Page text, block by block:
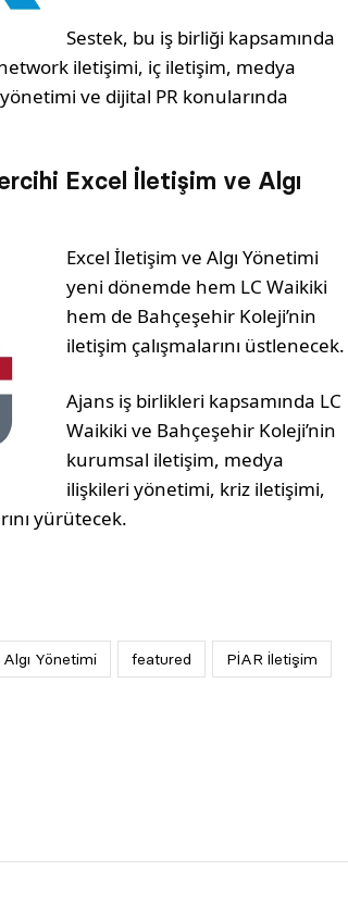
Sestek, bu iş birliği kapsamında
iletişimi, iç iletişim, medya
ve dijital PR konularında
Excel İletişim ve Algı
Excel İletişim ve Algı Yönetimi
yeni dönemde hem LC Waikiki
hem de Bahçeşehir Koleji’nin
iletişim çalışmalarını üstlenecek.
Ajans iş birlikleri kapsamında LC
Waikiki ve Bahçeşehir Koleji’nin
kurumsal iletişim, medya
ilişkileri yönetimi, kriz iletişimi,
yürütecek.
Yönetimi featured PİAR İletişim